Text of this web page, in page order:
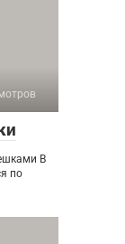
В
по